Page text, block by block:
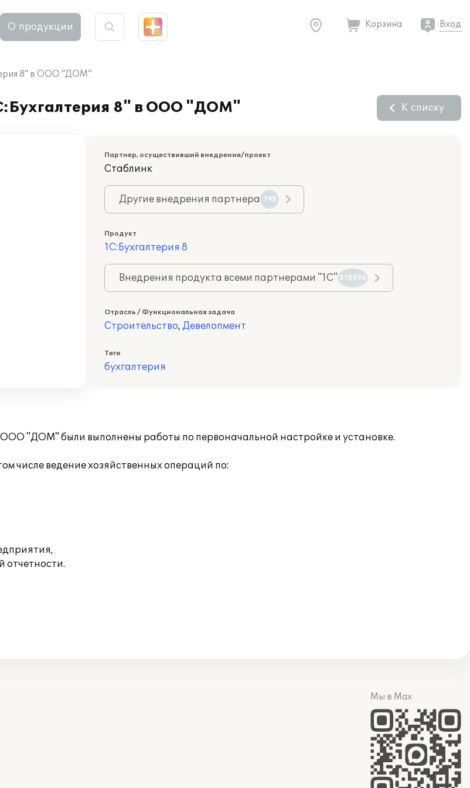
О продукции Корзина Вход
8" в ООО "ДОМ"
8" в ООО "ДОМ" К списку
Партнер, осуществивший внедрение/проект
Стаблинк
Другие внедрения партнера 795
Продукт
1С:Бухгалтерия 8
Внедрения продукта всеми партнерами "1С" 575930
Отрасль / Функциональная задача
Строительство, Девелопмент
Теги
бухгалтерия
ООО "ДОМ" были выполнены работы по первоначальной настройке и установке.
числе ведение хозяйственных операций по:
отчетности.
Мы в Max